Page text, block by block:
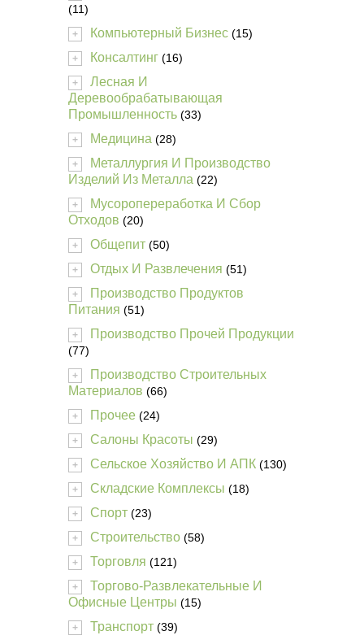
(11)
+ Компьютерный Бизнес (15)
+ Консалтинг (16)
+
Лесная И
Деревообрабатывающая
Промышленность (33)
+ Медицина (28)
+
Металлургия И Производство
Изделий Из Металла (22)
+
Мусоропереработка И Сбор
Отходов (20)
+ Общепит (50)
+ Отдых И Развлечения (51)
+
Производство Продуктов
Питания (51)
+ Производство Прочей Продукции
(77)
+
Производство Строительных
Материалов (66)
+ Прочее (24)
+ Салоны Красоты (29)
+ Сельское Хозяйство И АПК (130)
+ Складские Комплексы (18)
+ Спорт (23)
+ Строительство (58)
+ Торговля (121)
+
Торгово-Развлекательные И
Офисные Центры (15)
+ Транспорт (39)